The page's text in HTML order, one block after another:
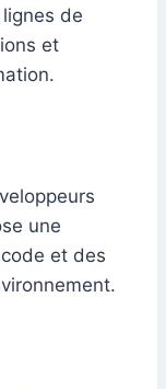
de
et
une
et des